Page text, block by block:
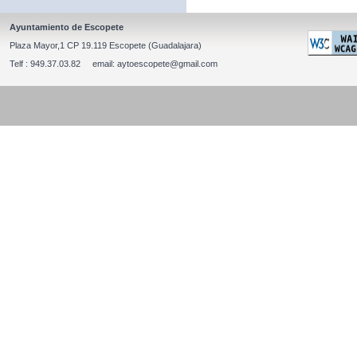
Ayuntamiento de Escopete
Plaza Mayor,1 CP 19.119 Escopete (Guadalajara)
Telf : 949.37.03.82 email: aytoescopete@gmail.com